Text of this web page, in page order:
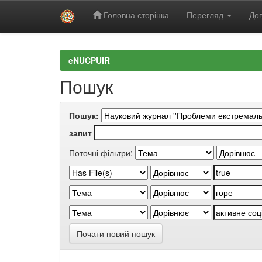
Головна сторінка Перегляд
eNUCPUIR
Пошук
Пошук:
запит
Поточні фільтри:
Почати новий пошук